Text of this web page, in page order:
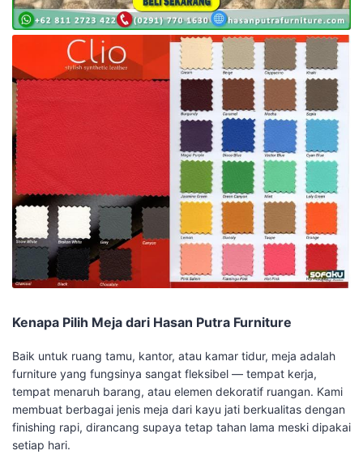
Kenapa Pilih Meja dari Hasan Putra Furniture
Baik untuk ruang tamu, kantor, atau kamar tidur, meja adalah
furniture yang fungsinya sangat fleksibel — tempat kerja,
tempat menaruh barang, atau elemen dekoratif ruangan. Kami
membuat berbagai jenis meja dari kayu jati berkualitas dengan
finishing rapi, dirancang supaya tetap tahan lama meski dipakai
setiap hari.